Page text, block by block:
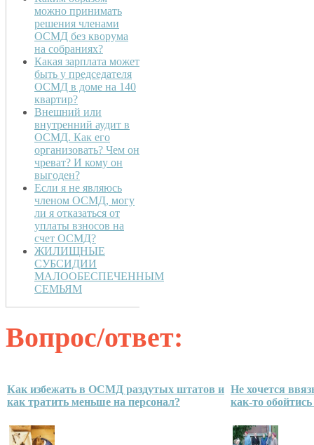
можно принимать
решения членами
ОСМД без кворума
на собраниях?
Какая зарплата может
быть у председателя
ОСМД в доме на 140
квартир?
Внешний или
внутренний аудит в
ОСМД. Как его
организовать? Чем он
чреват? И кому он
выгоден?
Если я не являюсь
членом ОСМД, могу
ли я отказаться от
уплаты взносов на
счет ОСМД?
ЖИЛИЩНЫЕ
СУБСИДИИ
МАЛООБЕСПЕЧЕННЫМ
СЕМЬЯМ
Вопрос/ответ:
Как избежать в ОСМД раздутых штатов и
как тратить меньше на персонал?
Не хочется
как-то